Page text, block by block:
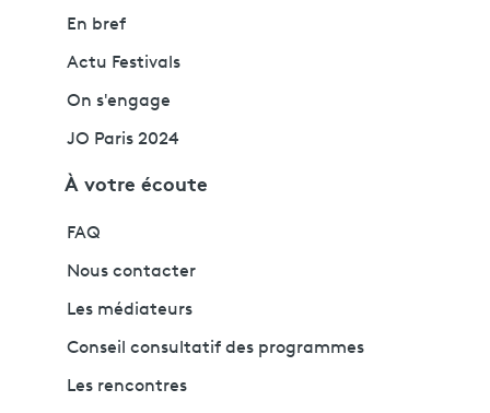
En bref
Actu Festivals
On s'engage
JO Paris 2024
À votre écoute
FAQ
Nous contacter
Les médiateurs
Conseil consultatif des programmes
Les rencontres